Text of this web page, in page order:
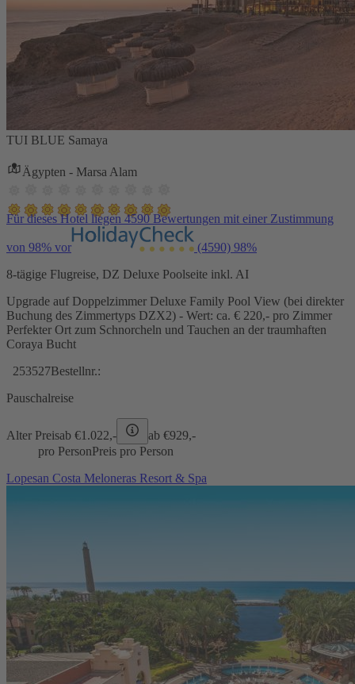
TUI BLUE Samaya
Ägypten - Marsa Alam
Für dieses Hotel liegen 4590 Bewertungen mit einer Zustimmung
von 98% vor (4590) 98%
8-tägige Flugreise, DZ Deluxe Poolseite inkl. AI
Upgrade auf Doppelzimmer Deluxe Family Pool View (bei direkter
Buchung des Zimmertyps DZX2) - Wert: ca. € 220,- pro Zimmer
Perfekter Ort zum Schnorcheln und Tauchen an der traumhaften
Coraya Bucht
253527Bestellnr.:
Pauschalreise
Alter Preisab €1.022,- ab €929,-
pro PersonPreis pro Person
Lopesan Costa Meloneras Resort & Spa